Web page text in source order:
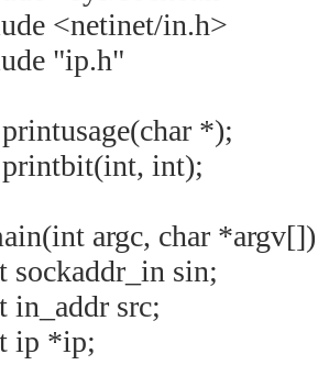
<netinet/in.h>
"ip.h"
*);
int);
argc, char
sockaddr_in sin;
in_addr src;
ip *ip;